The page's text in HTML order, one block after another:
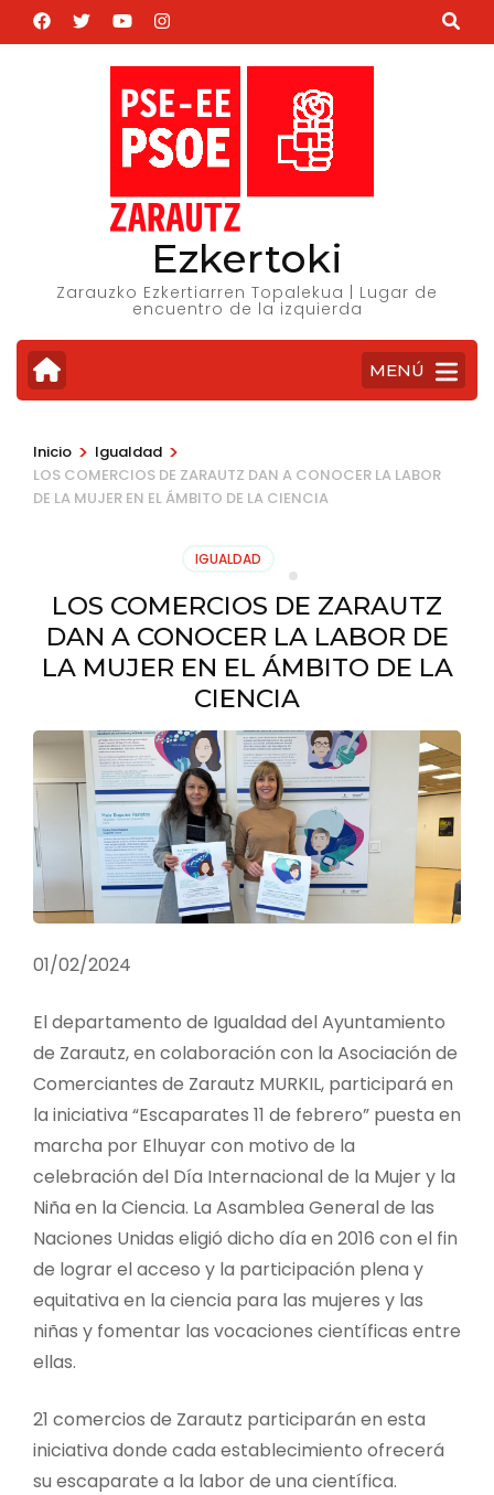
Saltar
al
Ezkertoki
Zarauzko Ezkertiarren Topalekua | Lugar de
encuentro de la izquierda
MENÚ
Inicio > Igualdad >
LOS COMERCIOS DE ZARAUTZ DAN A CONOCER LA LABOR
DE LA MUJER EN EL ÁMBITO DE LA CIENCIA
IGUALDAD
LOS COMERCIOS DE ZARAUTZ
DAN A CONOCER LA LABOR DE
LA MUJER EN EL ÁMBITO DE LA
CIENCIA
01/02/2024
El departamento de Igualdad del Ayuntamiento
de Zarautz, en colaboración con la Asociación de
Comerciantes de Zarautz MURKIL, participará en
la iniciativa “Escaparates 11 de febrero” puesta en
marcha por Elhuyar con motivo de la
celebración del Día Internacional de la Mujer y la
Niña en la Ciencia. La Asamblea General de las
Naciones Unidas eligió dicho día en 2016 con el fin
de lograr el acceso y la participación plena y
equitativa en la ciencia para las mujeres y las
niñas y fomentar las vocaciones científicas entre
ellas.
21 comercios de Zarautz participarán en esta
iniciativa donde cada establecimiento ofrecerá
su escaparate a la labor de una científica.